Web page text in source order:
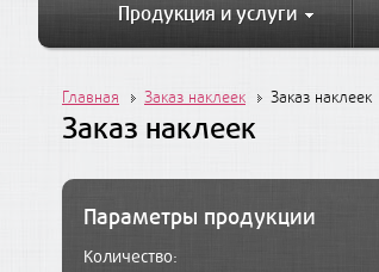
Продукция и услуги
Главная Заказ наклеек Заказ наклеек
Заказ наклеек
Параметры продукции
Количество: